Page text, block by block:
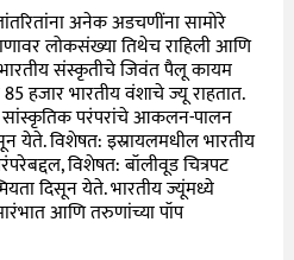
अनेक अडचणींना सामोरे
लोकसंख्या तिथेच राहिली आणि
संस्कृतीचे जिवंत पैलू कायम
हजार भारतीय वंशाचे ज्यू राहतात.
सांस्कृतिक परंपरांचे आकलन-पालन
येते. विशेषत: इस्रायलमधील भारतीय
विशेषत: बॉलीवूड चित्रपट
दिसून येते. भारतीय ज्यूंमध्ये
आणि तरुणांच्या पॉप